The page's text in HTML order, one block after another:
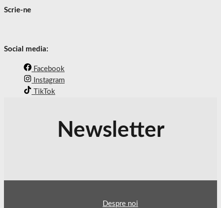
Scrie-ne
Social media:
Facebook
Instagram
TikTok
Newsletter
Despre noi